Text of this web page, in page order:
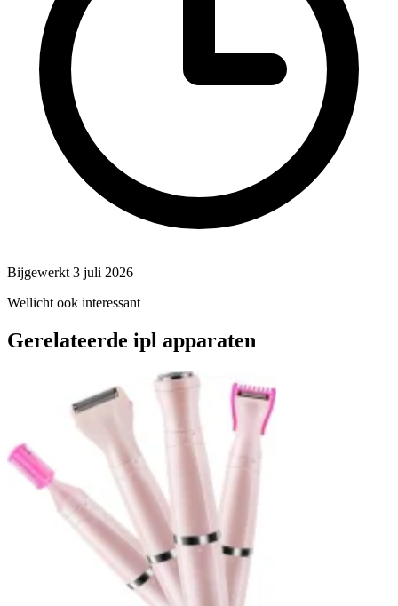
Bijgewerkt 3 juli 2026
Wellicht ook interessant
Gerelateerde ipl apparaten